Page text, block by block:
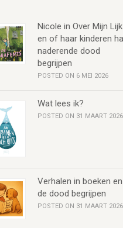
Nicole in Over Mijn Lijk
en of haar kinderen
naderende dood
begrijpen
POSTED ON 6 MEI 2026
Wat lees ik?
POSTED ON 31 MAART 2026
Verhalen in boeken en
de dood begrijpen
POSTED ON 31 MAART 2026